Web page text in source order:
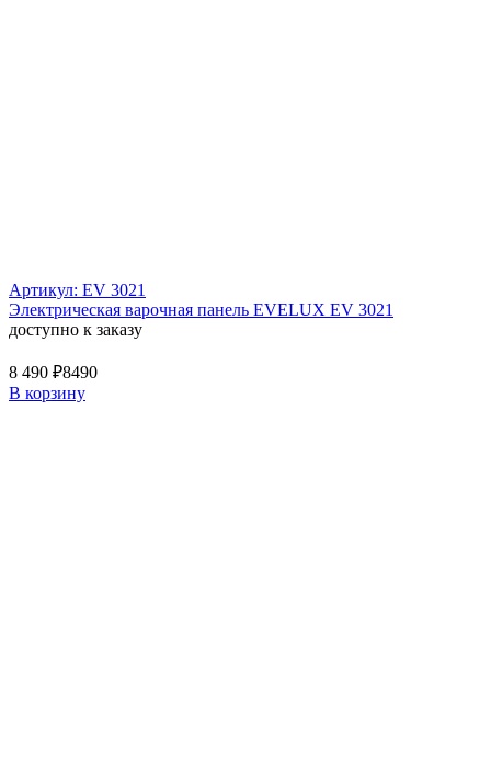
Артикул: EV 3021
Электрическая варочная панель EVELUX EV 3021
доступно к заказу
8 490 ₽8490
В корзину